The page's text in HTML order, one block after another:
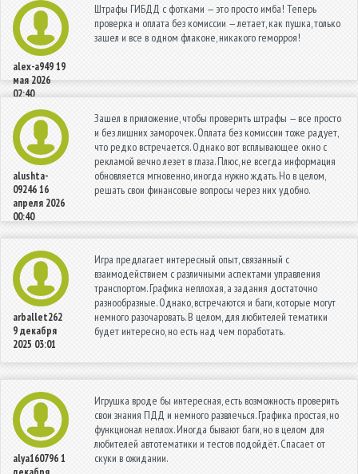
alex-a94919
мая 2026
02:40
Штрафы ГИБДД с фотками — это просто имба! Теперь
проверка и оплата без комиссии — летает, как пушка, только
зашел и все в одном флаконе, никакого геморроя!
alushta-
0924616
апреля 2026
00:40
Зашел в приложение, чтобы проверить штрафы — все просто
и без лишних заморочек. Оплата без комиссии тоже радует,
что редко встречается. Однако вот всплывающее окно с
рекламой вечно лезет в глаза. Плюс, не всегда информация
обновляется мгновенно, иногда нужно ждать. Но в целом,
решать свои финансовые вопросы через них удобно.
arballet262
9 декабря
2025 03:01
Игра предлагает интересный опыт, связанный с
взаимодействием с различными аспектами управления
транспортом. Графика неплохая, а задания достаточно
разнообразные. Однако, встречаются и баги, которые могут
немного разочаровать. В целом, для любителей тематики
будет интересно, но есть над чем поработать.
alya1607961
Игрушка вроде бы интересная, есть возможность проверить
свои знания ПДД и немного развлечься. Графика простая, но
функционал неплох. Иногда бывают баги, но в целом для
любителей автотематики и тестов подойдёт. Спасает от
скуки в ожидании.